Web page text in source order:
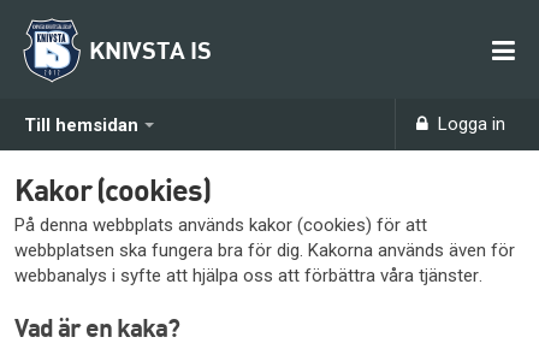
Till hemsidan Logga in
KNIVSTA IS
Kakor (cookies)
På denna webbplats används kakor (cookies) för att
webbplatsen ska fungera bra för dig. Kakorna används även för
webbanalys i syfte att hjälpa oss att förbättra våra tjänster.
Vad är en kaka?